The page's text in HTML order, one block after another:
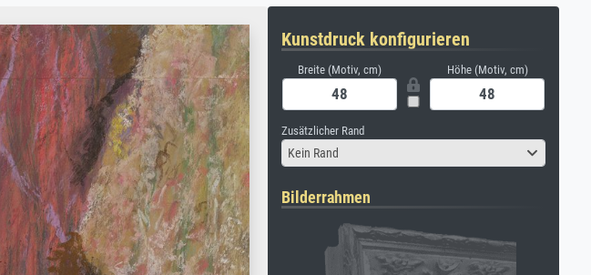
Kunstdruck konfigurieren
Breite (Motiv, cm) Höhe (Motiv, cm)
Zusätzlicher Rand
Kein Rand
Bilderrahmen